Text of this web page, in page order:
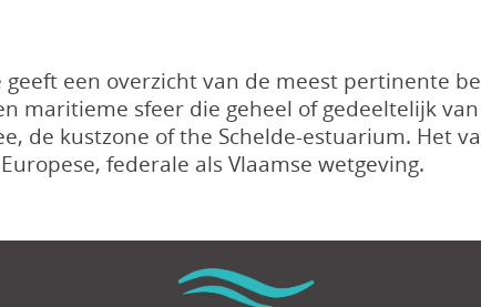
geeft een overzicht van de meest pertinente
maritieme sfeer die geheel of gedeeltelijk
de kustzone of the Schelde-estuarium. Het
federale als Vlaamse wetgeving.